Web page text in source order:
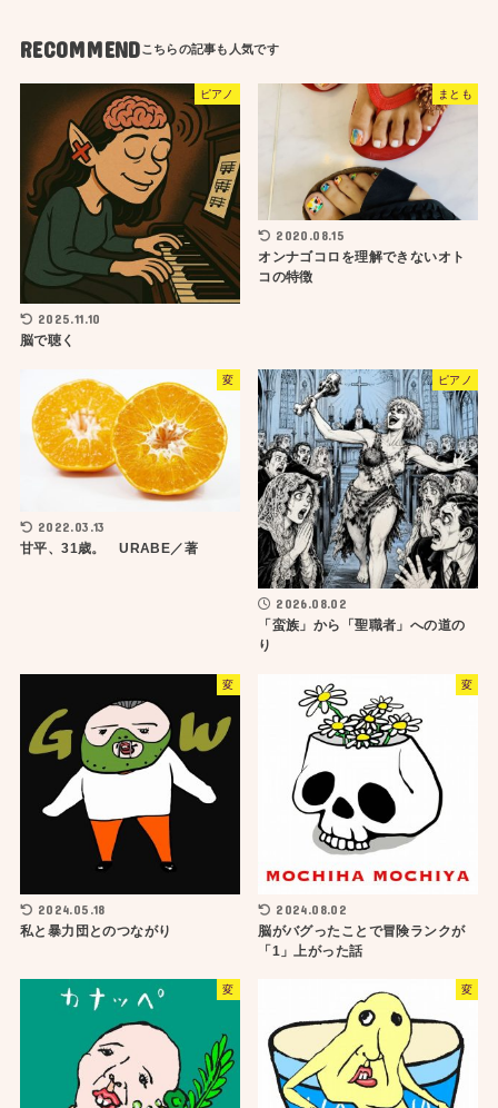
RECOMMEND
ピアノ
2025.11.10
脳で聴く
まとも
2020.08.15
オンナゴコロを理解できないオト
コの特徴
変
2022.03.13
甘平、31歳。 URABE／著
ピアノ
2026.08.02
「蛮族」から「聖職者」への道の
り
変
2024.05.18
私と暴力団とのつながり
変
2024.08.02
脳がバグったことで冒険ランクが
「1」上がった話
変 変